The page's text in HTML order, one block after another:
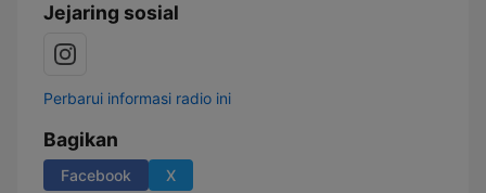
Jejaring sosial
Perbarui informasi radio ini
Bagikan
Facebook X